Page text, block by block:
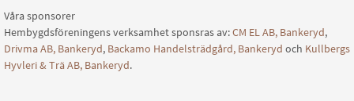
Våra sponsorer
Hembygdsföreningens verksamhet sponsras av:CM EL AB, Bankeryd,
Drivma AB, Bankeryd, Backamo Handelsträdgård, Bankeryd och Kullbergs
Hyvleri & Trä AB, Bankeryd.